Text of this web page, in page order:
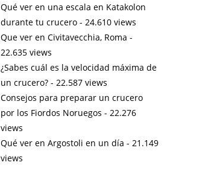
Qué ver en una escala en Katakolon
durante tu crucero- 24.610 views
Que ver en Civitavecchia, Roma -
22.635 views
¿Sabes cuál es la velocidad máxima de
un crucero?- 22.587 views
Consejos para preparar un crucero
por los Fiordos Noruegos - 22.276
views
Qué ver en Argostoli en un día - 21.149
views